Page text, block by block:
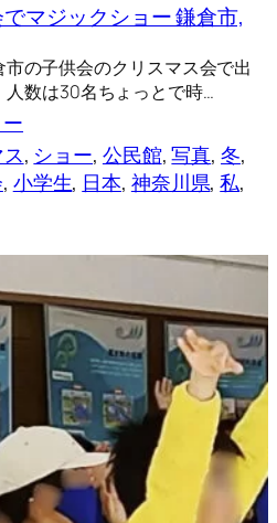
マジックショー 鎌倉市,
の子供会のクリスマス会で出
数は30名ちょっとで時…
, ショー, 公民館, 写真, 冬
, 小学生, 日本, 神奈川県, 私